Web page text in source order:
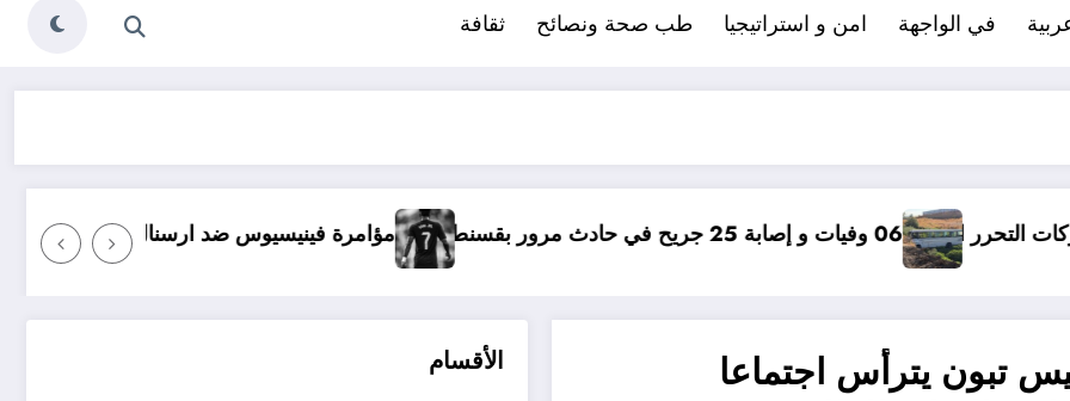
في الواجهة امن و استراتيجيا طب صحة ونصائح ثقافة
بقسنطينة مؤامرة فينيسيوس ضد ارسنال حماية المحكمة الجنائية
تبون يترأس اجتماعا
الأقسام